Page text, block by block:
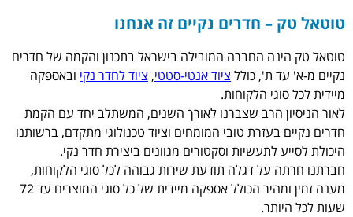
טוטאל טק – חדרים נקיים זה אנחנו
טוטאל טק הינה החברה המובילה בישראל בתכנון והקמה של חדרים
נקיים מ-א' עד ת', כולל ציוד אנטי-סטטי, ציוד לחדר נקי ובאספקה
מיידית לכל סוגי הלקוחות.
לאור הניסיון הרב שצברנו לאורך השנים, המשתלב יחד עם הקמת
חדרים נקיים בעזרת טובי המומחים וציוד טכנולוגי מתקדם, ברשותנו
היכולת לסייע לתעשיות וסקטורים מגוונים ביצירת חדר נקי.
חברתנו חרתה על דגלה תודעת שירות גבוהה לכל סוגי הלקוחות,
מענה זמין ומהיר הכולל אספקה מיידית של כל סוגי המוצרים עד 72
שעות לכל היותר.